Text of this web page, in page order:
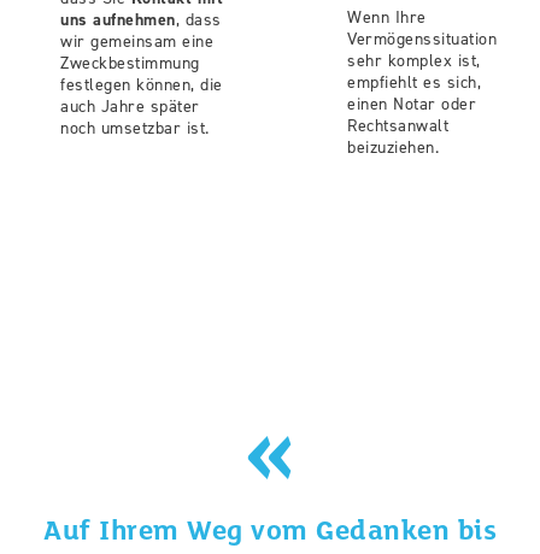
uns aufnehmen, dass
wir gemeinsam eine
Zweckbestimmung
festlegen können, die
auch Jahre später
noch umsetzbar ist.
Wenn Ihre
Vermögenssituation
sehr komplex ist,
empfiehlt es sich,
einen Notar oder
Rechtsanwalt
beizuziehen.
Auf Ihrem Weg vom Gedanken bis